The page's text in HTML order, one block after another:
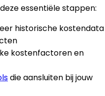
essentiële stappen:
historische kostendata
kostenfactoren en
die aansluiten bij jouw